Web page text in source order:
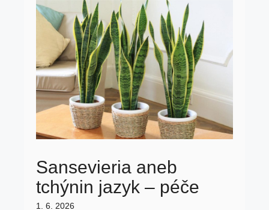
Sansevieria aneb
tchýnin jazyk – péče
1. 6. 2026